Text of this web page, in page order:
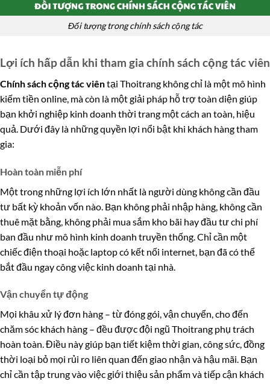
Đối tượng trong chính sách cộng tác
Lợi ích hấp dẫn khi tham gia chính sách cộng tác viên
Chính sách cộng tác viêntại Thoitrang không chỉ là một mô hình
kiếm tiền online, mà còn là một giải pháp hỗ trợ toàn diện giúp
bạn khởi nghiệp kinh doanh thời trang một cách an toàn, hiệu
quả. Dưới đây là những quyền lợi nổi bật khi khách hàng tham
gia:
Hoàn toàn miễn phí
Một trong những lợi ích lớn nhất là người dùng không cần đầu
tư bất kỳ khoản vốn nào. Bạn không phải nhập hàng, không cần
thuê mặt bằng, không phải mua sắm kho bãi hay đầu tư chi phí
ban đầu như mô hình kinh doanh truyền thống. Chỉ cần một
chiếc điện thoại hoặc laptop có kết nối internet, bạn đã có thể
bắt đầu ngay công việc kinh doanh tại nhà.
Vận chuyển tự động
Mọi khâu xử lý đơn hàng – từ đóng gói, vận chuyển, cho đến
chăm sóc khách hàng – đều được đội ngũ Thoitrang phụ trách
hoàn toàn. Điều này giúp bạn tiết kiệm thời gian, công sức, đồng
thời loại bỏ mọi rủi ro liên quan đến giao nhận và hậu mãi. Bạn
chỉ cần tập trung vào việc giới thiệu sản phẩm và tiếp cận khách